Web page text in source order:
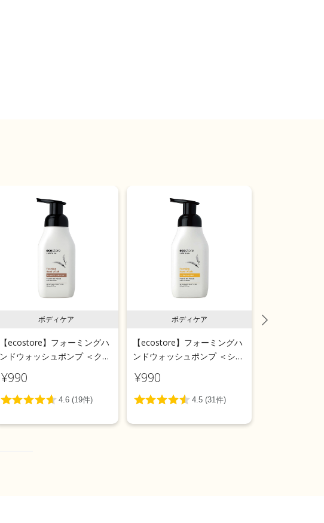
ボディケア
【ecostore】フォーミングハ
ンドウォッシュポンプ ＜クリ
¥990
ボディケア
【ecostore】フォーミングハ
ンドウォッシュポンプ ＜シト
¥990